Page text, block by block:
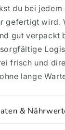
du bei
gefertigt wird.
gut verpackt
frisch und
lange
&